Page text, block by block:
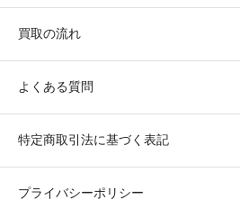
買取の流れ
よくある質問
特定商取引法に基づく表記
プライバシーポリシー